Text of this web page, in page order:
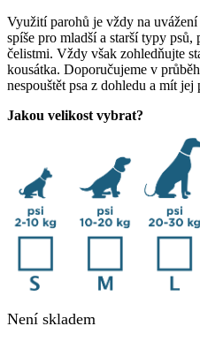
Využití parohů je vždy na
spíše pro mladší a starší typy psů,
čelistmi. Vždy však zohledňujte
kousátka. Doporučujeme v
nespouštět psa z dohledu a mít
Jakou velikost vybrat?
Není skladem